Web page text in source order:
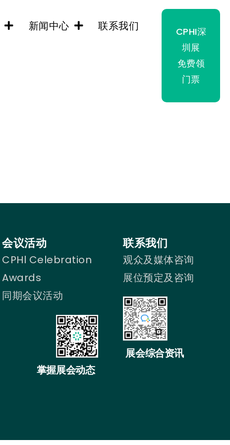
新闻中心 联系我们
CPHI深
圳展
免费领
门票
会议活动
CPHl Celebration
Awards
同期会议活动
掌握展会动态
联系我们
观众及媒体咨询
展位预定及咨询
展会综合资讯